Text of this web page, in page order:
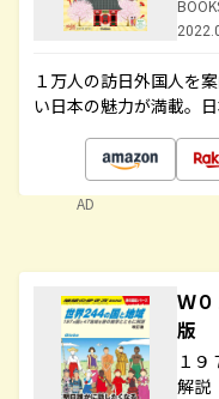
１万人の訪日外国人を
い日本の魅力が満載。
AD
Ｗ
版
１９
解説